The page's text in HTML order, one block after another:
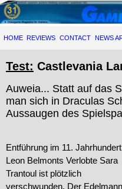
HOME REVIEWS CONTACT NEWS
Test: Castlevania
Auweia... Statt auf das
man sich in Draculas
Aussaugen des
Entführung im 11.
Leon Belmonts Verlobte Sara
Trantoul ist plötzlich
verschwunden. Der Edelmann